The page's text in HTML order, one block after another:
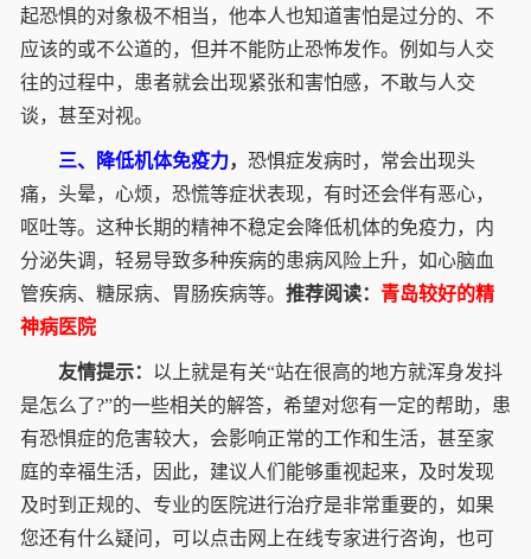
起恐惧的对象极不相当，他本人也知道害怕是过分的、不
应该的或不公道的，但并不能防止恐怖发作。例如与人交
往的过程中，患者就会出现紧张和害怕感，不敢与人交
谈，甚至对视。
三、降低机体免疫力， 恐惧症发病时，常会出现头
痛，头晕，心烦，恐慌等症状表现，有时还会伴有恶心，
呕吐等。这种长期的精神不稳定会降低机体的免疫力，内
分泌失调，轻易导致多种疾病的患病风险上升，如心脑血
管疾病、糖尿病、胃肠疾病等。 推荐阅读： 青岛较好的精
神病医院
友情提示： 以上就是有关“站在很高的地方就浑身发抖
是怎么了?”的一些相关的解答，希望对您有一定的帮助，患
有恐惧症的危害较大，会影响正常的工作和生活，甚至家
庭的幸福生活，因此，建议人们能够重视起来，及时发现
及时到正规的、专业的医院进行治疗是非常重要的，如果
您还有什么疑问，可以点击网上在线专家进行咨询，也可